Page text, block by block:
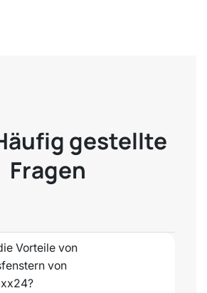
gestellte
Fragen
Vorteile von
von